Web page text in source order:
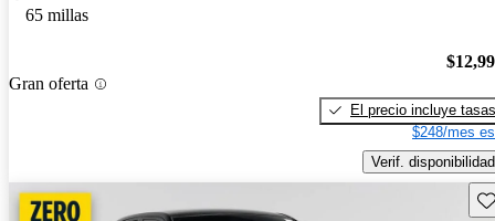
65 millas
Gran oferta
El precio incluye tasas
$248/mes
Verif. disponibilidad